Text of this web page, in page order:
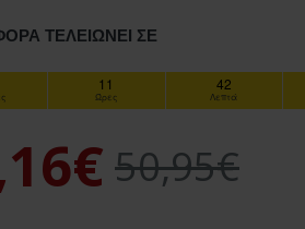
ΤΕΛΕΙΏΝΕΙ ΣΕ
11
Ώρες
42
Λεπτά
50,95€